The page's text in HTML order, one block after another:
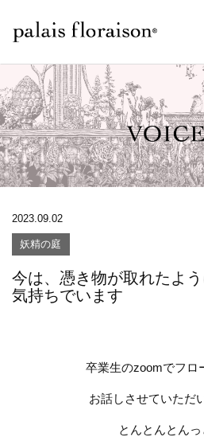
2023.09.02
妖精の庭
今は、憑き物が取れたよ
気持ちでいます
卒業生のzoomでフロ
お話しさせていただ
とんとんとんっ